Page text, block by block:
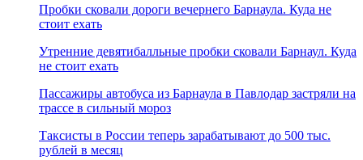
Пробки сковали дороги вечернего Барнаула. Куда не
стоит ехать
Утренние девятибалльные пробки сковали Барнаул. Куда
не стоит ехать
Пассажиры автобуса из Барнаула в Павлодар застряли на
трассе в сильный мороз
Таксисты в России теперь зарабатывают до 500 тыс.
рублей в месяц